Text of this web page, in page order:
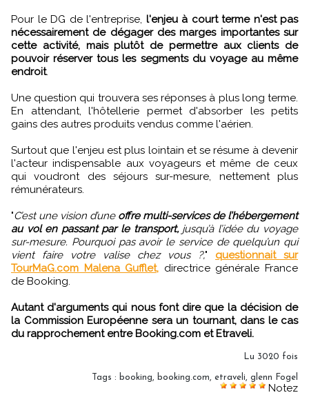
Pour le DG de l'entreprise, l'enjeu à court terme n'est pas
nécessairement de dégager des marges importantes sur
cette activité, mais plutôt de permettre aux clients de
pouvoir réserver tous les segments du voyage au même
endroit.
Une question qui trouvera ses réponses à plus long terme.
En attendant, l'hôtellerie permet d'absorber les petits
gains des autres produits vendus comme l'aérien.
Surtout que l'enjeu est plus lointain et se résume à devenir
l'acteur indispensable aux voyageurs et même de ceux
qui voudront des séjours sur-mesure, nettement plus
rémunérateurs.
"C’est une vision d’une offre multi-services de l’hébergement
au vol en passant par le transport,jusqu’à l’idée du voyage
sur-mesure. Pourquoi pas avoir le service de quelqu’un qui
vient faire votre valise chez vous ?," questionnait sur
TourMaG.com Malena Gufflet, directrice générale France
de Booking.
Autant d'arguments qui nous font dire que la décision de
la Commission Européenne sera un tournant, dans le cas
du rapprochement entre Booking.com et Etraveli.
Lu 3020 fois
Tags : booking, booking.com, etraveli, glenn Fogel
Notez